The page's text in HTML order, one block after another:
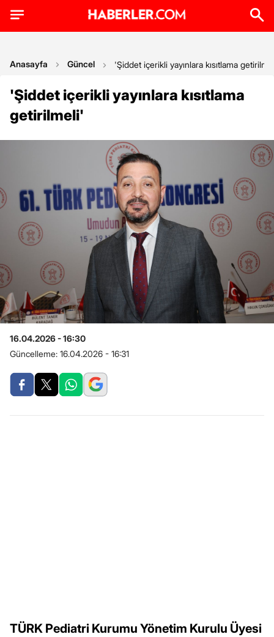
Anasayfa Güncel 'Şiddet içerikli yayınlara kısıtlama
'Şiddet içerikli yayınlara kısıtlama
getirilmeli'
16.04.2026 - 16:30
Güncelleme: 16.04.2026 - 16:31
TÜRK Pediatri Kurumu Yönetim Kurulu Üyesi